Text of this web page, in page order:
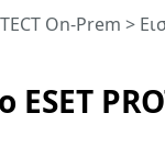
On-Prem >